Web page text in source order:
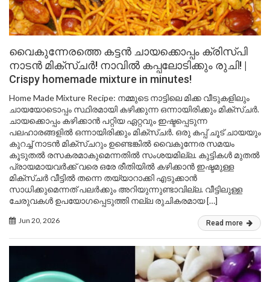
വൈകുന്നേരത്തെ കട്ടൻ ചായക്കൊപ്പം ക്രിസ്പി
നാടൻ മിക്സ്ചർ! നാവിൽ കപ്പലോടിക്കും രുചി! |
Crispy homemade mixture in minutes!
Home Made Mixture Recipe: നമ്മുടെ നാട്ടിലെ മിക്ക വീടുകളിലും
ചായയോടൊപ്പം സ്ഥിരമായി കഴിക്കുന്ന ഒന്നായിരിക്കും മിക്സ്ചർ.
ചായക്കൊപ്പം കഴിക്കാൻ പറ്റിയ ഏറ്റവും ഇഷ്ടപ്പെടുന്ന
പലഹാരങ്ങളിൽ ഒന്നായിരിക്കും മിക്സ്ചർ. ഒരു കപ്പ് ചൂട് ചായയും
കുറച്ച് നാടൻ മിക്സ്ചറും ഉണ്ടെങ്കിൽ വൈകുന്നേര സമയം
കൂടുതൽ രസകരമാകുമെന്നതിൽ സംശയമില്ല. കുട്ടികൾ മുതൽ
പ്രായമായവർക്ക് വരെ ഒരേ രീതിയിൽ കഴിക്കാൻ ഇഷ്ടമുള്ള
മിക്സ്ചർ വീട്ടിൽ തന്നെ തയ്യാറാക്കി എടുക്കാൻ
സാധിക്കുമെന്നത് പലർക്കും അറിയുന്നുണ്ടാവില്ല. വീട്ടിലുള്ള
ചേരുവകൾ ഉപയോഗപ്പെടുത്തി നല്ല രുചികരമായ […]
Jun 20, 2026 Read more